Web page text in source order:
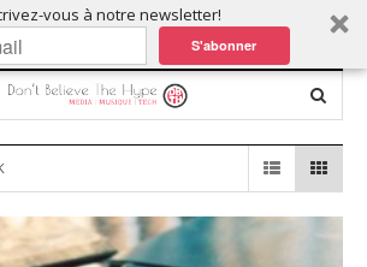
vous à notre newsletter!
S'abonner